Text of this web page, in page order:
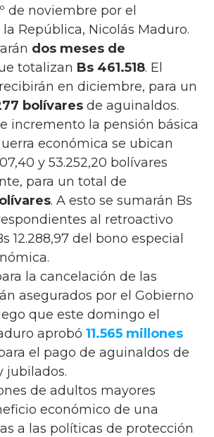
de noviembre por el
República, Nicolás Maduro.
dos meses de
totalizan Bs 461.518. El
en diciembre, para un
bolívares de aguinaldos.
incremento la pensión básica
económica se ubican
y 53.252,20 bolívares
para un total de
. A esto se sumarán Bs
al retroactivo
12.288,97 del bono especial
la cancelación de las
asegurados por el Gobierno
que este domingo el
aprobó 11.565 millones
el pago de aguinaldos de
jubilados.
de adultos mayores
económico de una
a las políticas de protección